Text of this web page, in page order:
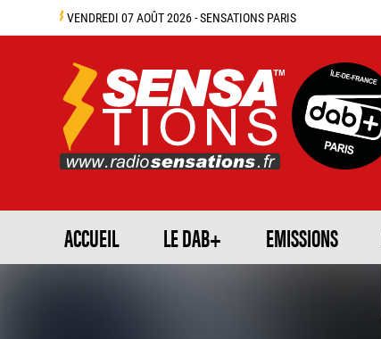
VENDREDI 07 AOÛT 2026 - SENSATIONS PARIS
ACCUEIL LE DAB+ EMISSIONS